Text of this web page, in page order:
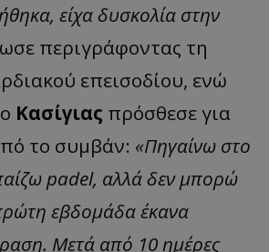
είχα δυσκολία στην
περιγράφοντας τη
επεισοδίου, ενώ
Κασίγιας πρόσθεσε για
το συμβάν: «Πηγαίνω στο
padel, αλλά δεν μπορώ
εβδομάδα έκανα
Μετά από 10 ημέρες